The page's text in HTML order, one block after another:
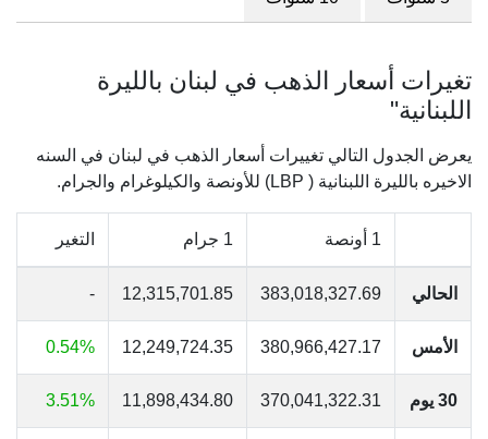
تغيرات أسعار الذهب في لبنان بالليرة
اللبنانية"
يعرض الجدول التالي تغييرات أسعار الذهب في لبنان في السنه
الاخيره بالليرة اللبنانية ( LBP) للأونصة والكيلوغرام والجرام.
1 أونصة 1 جرام التغير
الحالي 383,018,327.69
12,315,701.85
-
الأمس 380,966,427.17
12,249,724.35
0.54%
30 يوم 370,041,322.31
11,898,434.80
3.51%